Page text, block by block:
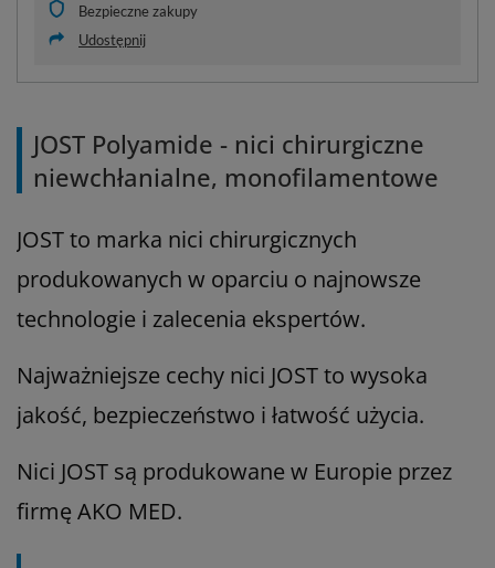
Bezpieczne zakupy
Udostępnij
JOST Polyamide - nici chirurgiczne
niewchłanialne, monofilamentowe
JOST to marka nici chirurgicznych
produkowanych w oparciu o najnowsze
technologie i zalecenia ekspertów.
Najważniejsze cechy nici JOST to wysoka
jakość, bezpieczeństwo i łatwość użycia.
Nici JOST są produkowane w Europie przez
firmę AKO MED.